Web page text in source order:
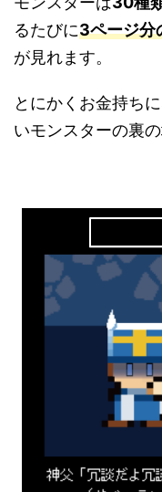
るたびに3ページ分
が見れます。
とにかくお金持ち
いモンスターの裏